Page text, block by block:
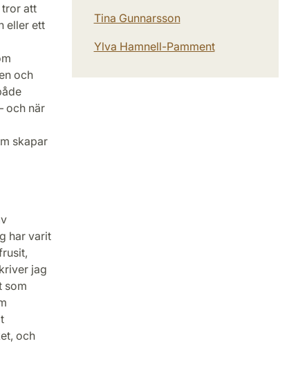
att
eller ett
och
och när
skapar
har varit
jag
som
och
Tina Gunnarsson
Ylva Hamnell-Pamment